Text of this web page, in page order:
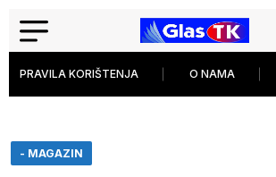
PRAVILA KORIŠTENJA O NAMA
- MAGAZIN